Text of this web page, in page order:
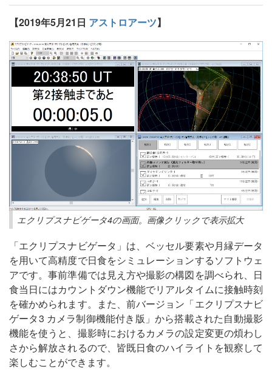
【2019年5月21日 アストロアーツ】
エクリプスナビゲータ4の画面。画像クリックで表示拡大
「エクリプスナビゲータ」は、ベッセル要素や月縁データ
を用いて高精度で日食をシミュレーションするソフトウェ
アです。事前準備では見え方や撮影の構図を調べられ、日
食当日にはカウントダウン機能でリアルタイムに接触時刻
を確かめられます。また、前バージョン「エクリプスナビ
ゲータ3 カメラ制御機能付き版」から搭載された自動撮影
機能を使うと、撮影時におけるカメラの設定変更の煩わし
さから解放されるので、皆既日食のハイライトを観察して
楽しむことができます。